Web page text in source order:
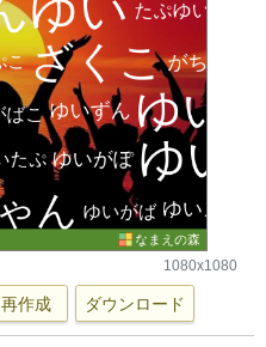
1080x1080
再作成 ダウンロード